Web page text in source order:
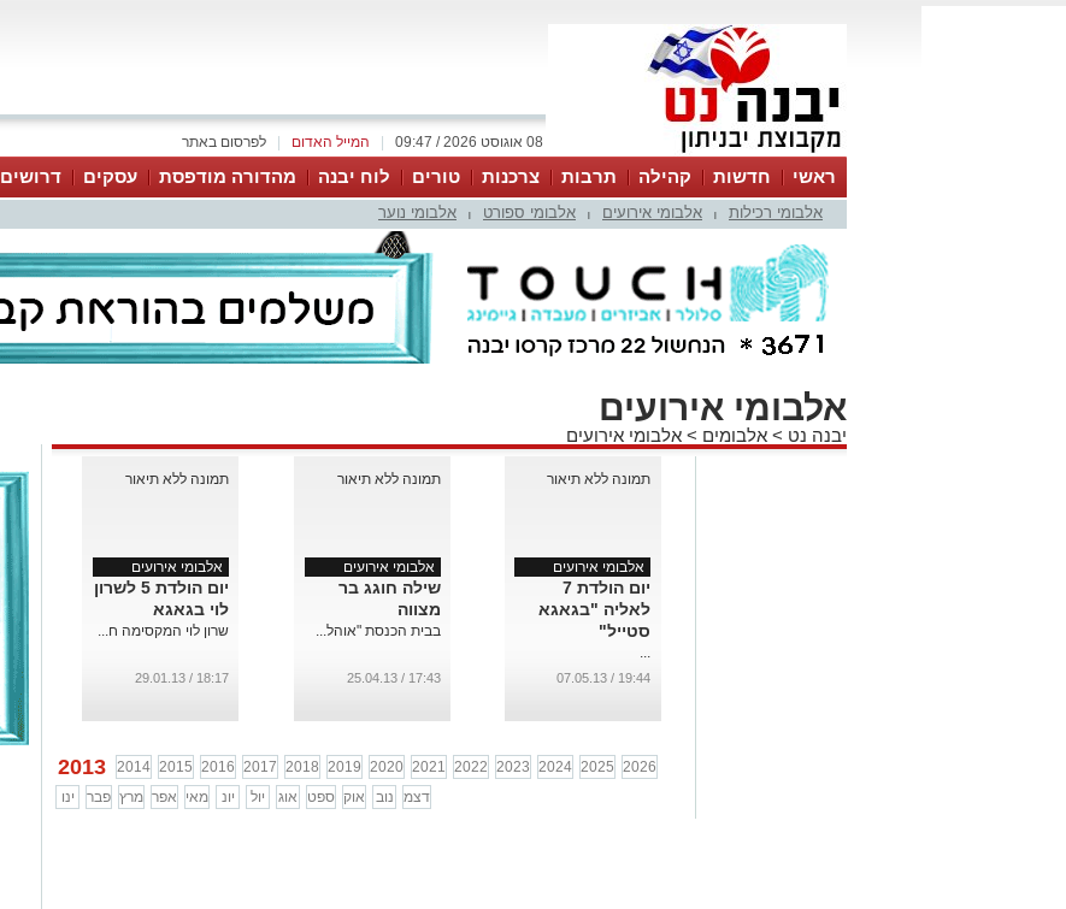
לפרסום באתר המייל האדום 08 אוגוסט 2026 / 09:47
ראשי חדשות קהילה תרבות צרכנות טורים לוח יבנה מהדורה מודפסת עסקים דרושים
אלבומי רכילות אלבומי אירועים אלבומי ספורט אלבומי נוער
אלבומי אירועים
יבנה נט > אלבומים > אלבומי אירועים
אלבומי אירועים
יום הולדת 7
לאליה "בגאגא
סטייל"
...
19:44 / 07.05.13
אלבומי אירועים
שילה חוגג בר
מצווה
בבית הכנסת "אוהל...
17:43 / 25.04.13
אלבומי אירועים
יום הולדת 5 לשרון
לוי בגאגא
שרון לוי המקסימה ח...
18:17 / 29.01.13
2013 2014 2015 2016 2017 2018 2019 2020 2021 2022 2023 2024 2025 2026
ינו
פבר מרץ אפר מאי יונ יול אוג ספט אוק נוב דצמ